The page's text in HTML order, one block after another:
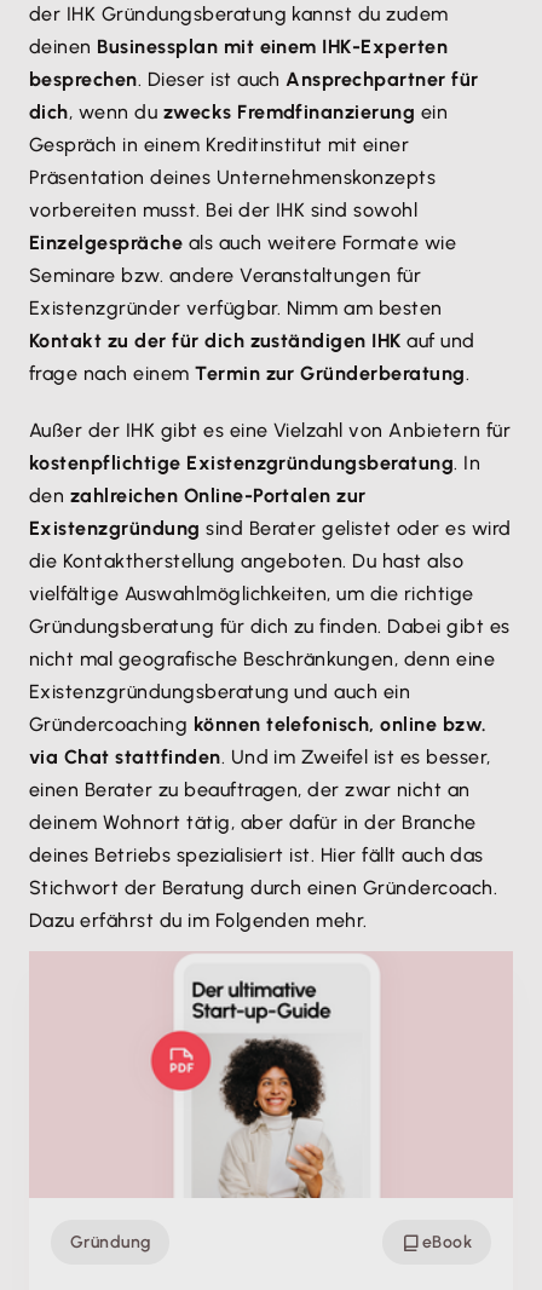
der IHK Gründungsberatung kannst du zudem
deinen Businessplan mit einem IHK-Experten
besprechen. Dieser ist auchAnsprechpartner für
dich, wenn du zwecks Fremdfinanzierung ein
Gespräch in einem Kreditinstitut mit einer
Präsentation deines Unternehmenskonzepts
vorbereiten musst. Bei der IHK sind sowohl
Einzelgespräche als auch weitere Formate wie
Seminare bzw. andere Veranstaltungen für
Existenzgründer verfügbar. Nimm am besten
Kontakt zu der für dich zuständigen IHK auf und
frage nach einemTermin zur Gründerberatung.
Außer der IHK gibt es eine Vielzahl von Anbietern für
kostenpflichtige Existenzgründungsberatung. In
den zahlreichen Online-Portalen zur
Existenzgründung sind Berater gelistet oder es wird
die Kontaktherstellung angeboten. Du hast also
vielfältige Auswahlmöglichkeiten, um die richtige
Gründungsberatung für dich zu finden. Dabei gibt es
nicht mal geografische Beschränkungen, denn eine
Existenzgründungsberatung und auch ein
Gründercoaching können telefonisch, online bzw.
via Chat stattfinden. Und im Zweifel ist es besser,
einen Berater zu beauftragen, der zwar nicht an
deinem Wohnort tätig, aber dafür in der Branche
deines Betriebs spezialisiert ist. Hier fällt auch das
Stichwort der Beratung durch einen Gründercoach.
Dazu erfährst du im Folgenden mehr.
Gründung eBook